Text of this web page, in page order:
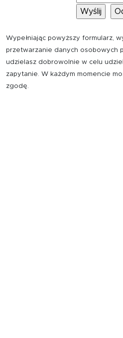
Wypełniając powyższy formularz,
przetwarzanie danych osobowych
udzielasz dobrowolnie w celu
zapytanie. W każdym momencie
zgodę.